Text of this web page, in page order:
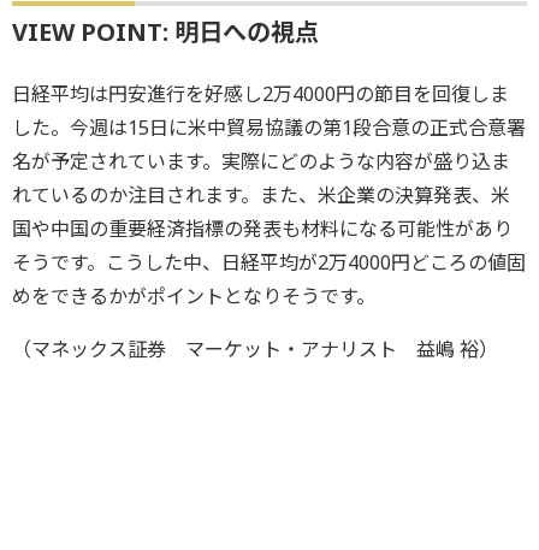
VIEW POINT: 明日への視点
日経平均は円安進行を好感し2万4000円の節目を回復しま
した。今週は15日に米中貿易協議の第1段合意の正式合意署
名が予定されています。実際にどのような内容が盛り込ま
れているのか注目されます。また、米企業の決算発表、米
国や中国の重要経済指標の発表も材料になる可能性があり
そうです。こうした中、日経平均が2万4000円どころの値固
めをできるかがポイントとなりそうです。
（マネックス証券 マーケット・アナリスト 益嶋 裕）